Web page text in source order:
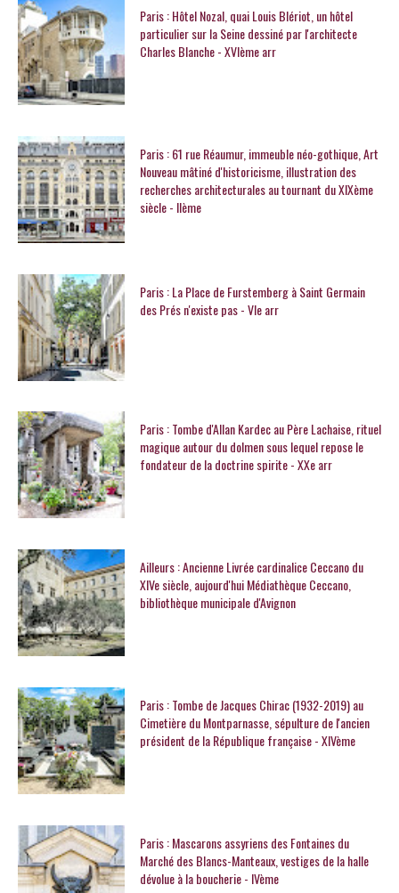
Paris : Hôtel Nozal, quai Louis Blériot, un hôtel
particulier sur la Seine dessiné par l'architecte
Charles Blanche - XVIème arr
Paris : 61 rue Réaumur, immeuble néo-gothique, Art
Nouveau mâtiné d'historicisme, illustration des
recherches architecturales au tournant du XIXème
siècle - IIème
Paris : La Place de Furstemberg à Saint Germain
des Prés n'existe pas - VIe arr
Paris : Tombe d'Allan Kardec au Père Lachaise, rituel
magique autour du dolmen sous lequel repose le
fondateur de la doctrine spirite - XXe arr
Ailleurs : Ancienne Livrée cardinalice Ceccano du
XIVe siècle, aujourd'hui Médiathèque Ceccano,
bibliothèque municipale d'Avignon
Paris : Tombe de Jacques Chirac (1932-2019) au
Cimetière du Montparnasse, sépulture de l'ancien
président de la République française - XIVème
Paris : Mascarons assyriens des Fontaines du
Marché des Blancs-Manteaux, vestiges de la halle
dévolue à la boucherie - IVème